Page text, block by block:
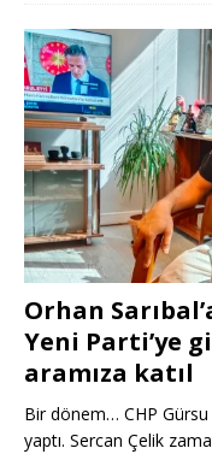
Orhan
Yeni Parti’ye
aramıza katıl
Bir dönem… CHP
yaptı. Sercan Çelik